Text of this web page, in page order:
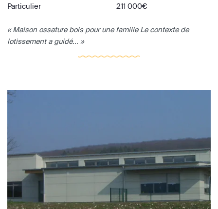
Particulier
211 000€
« Maison ossature bois pour une famille Le contexte de
lotissement a guidé... »